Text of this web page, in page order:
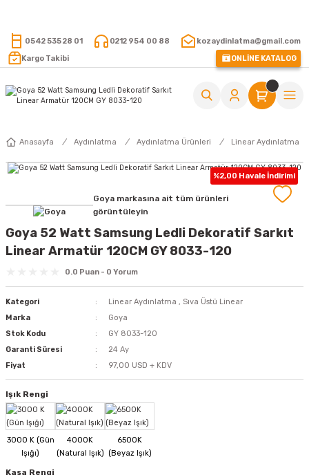
0542 535 28 01 0212 954 00 88
kozaydinlatma@gmail.com
Kargo Takibi
ONLİNE KATALOG
Anasayfa Aydınlatma Aydınlatma Ürünleri Linear Aydınlatma
%2,00 Havale İndirimi
Goya markasına ait tüm ürünleri
görüntüleyin
Goya 52 Watt Samsung Ledli Dekoratif Sarkıt
Linear Armatür 120CM GY 8033-120
0.0 Puan - 0 Yorum
Kategori Linear Aydınlatma , Sıva Üstü Linear
Marka
Goya
Stok Kodu
GY 8033-120
Garanti Süresi
24 Ay
Fiyat
97,00 USD + KDV
Işık Rengi
Kasa Rengi